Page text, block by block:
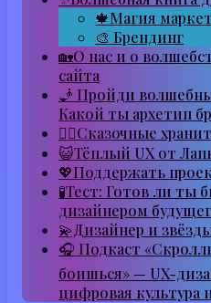
🍁Магия
🎨 Брендинг
🏡О нас и о
сайта
🧞 Пройди
Какой ты архетип
🧙‍♂️Сказочные
😺Тёплый UX от
💖Поддержать
🧪Тест: Готов ли ты
дизайнером
💫Дизайнер и
🎧 Подкаст
боишься» — UX-
цифровая культура